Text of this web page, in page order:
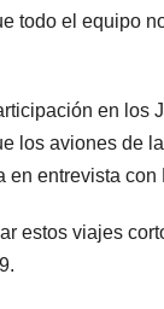
todo el equipo
en los
los aviones de
en entrevista con
estos viajes